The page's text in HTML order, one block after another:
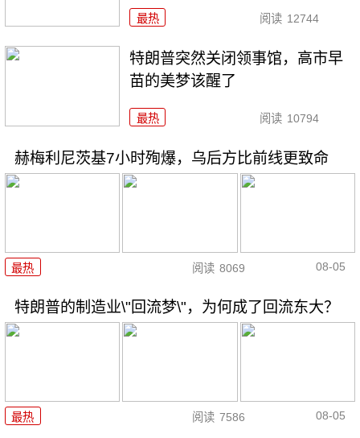
最热 阅读 12744
特朗普突然关闭领事馆，高市早
苗的美梦该醒了
最热 阅读 10794
赫梅利尼茨基7小时殉爆，乌后方比前线更致命
最热 阅读 8069 08-05
特朗普的制造业\"回流梦\"，为何成了回流东大？
最热 阅读 7586 08-05